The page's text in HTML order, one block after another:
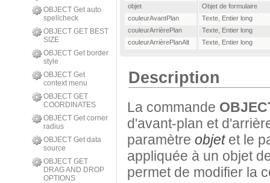
OBJECT Get auto
spellcheck
OBJECT GET BEST
SIZE
OBJECT Get border
style
OBJECT Get
context menu
OBJECT GET
COORDINATES
OBJECT Get corner
radius
OBJECT Get data
source
OBJECT GET
DRAG AND DROP
OPTIONS
objet
Objet de formulaire
couleurAvantPlan
Texte Entier long
couleurArrièrePlan
Texte Entier long
couleurArrièrePlanAlt
Texte Entier long
Description
La commande
d'avant-plan et
paramètre objetet le
appliquée à un objet
permet de modifier la